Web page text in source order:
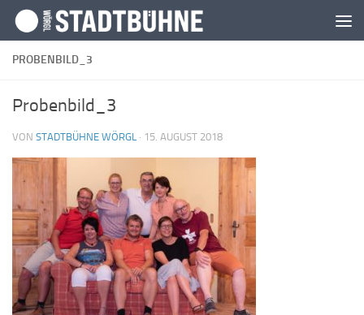
Zum Inhalt springen
PROBENBILD_3
Probenbild_3
VON STADTBÜHNE WÖRGL · 15. AUGUST 2018